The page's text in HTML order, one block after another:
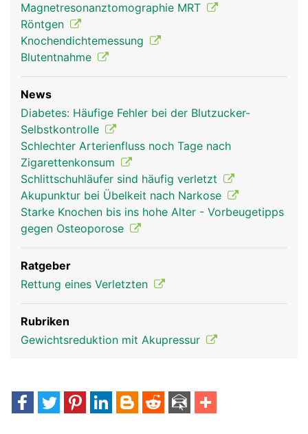
Unterarm Frau
Magnetresonanztomographie MRT
Röntgen
Knochendichtemessung
Blutentnahme
News
Diabetes: Häufige Fehler bei der Blutzucker-
Selbstkontrolle
Schlechter Arterienfluss noch Tage nach
Zigarettenkonsum
Schlittschuhläufer sind häufig verletzt
Akupunktur bei Übelkeit nach Narkose
Starke Knochen bis ins hohe Alter - Vorbeugetipps
gegen Osteoporose
Ratgeber
Rettung eines Verletzten
Rubriken
Gewichtsreduktion mit Akupressur